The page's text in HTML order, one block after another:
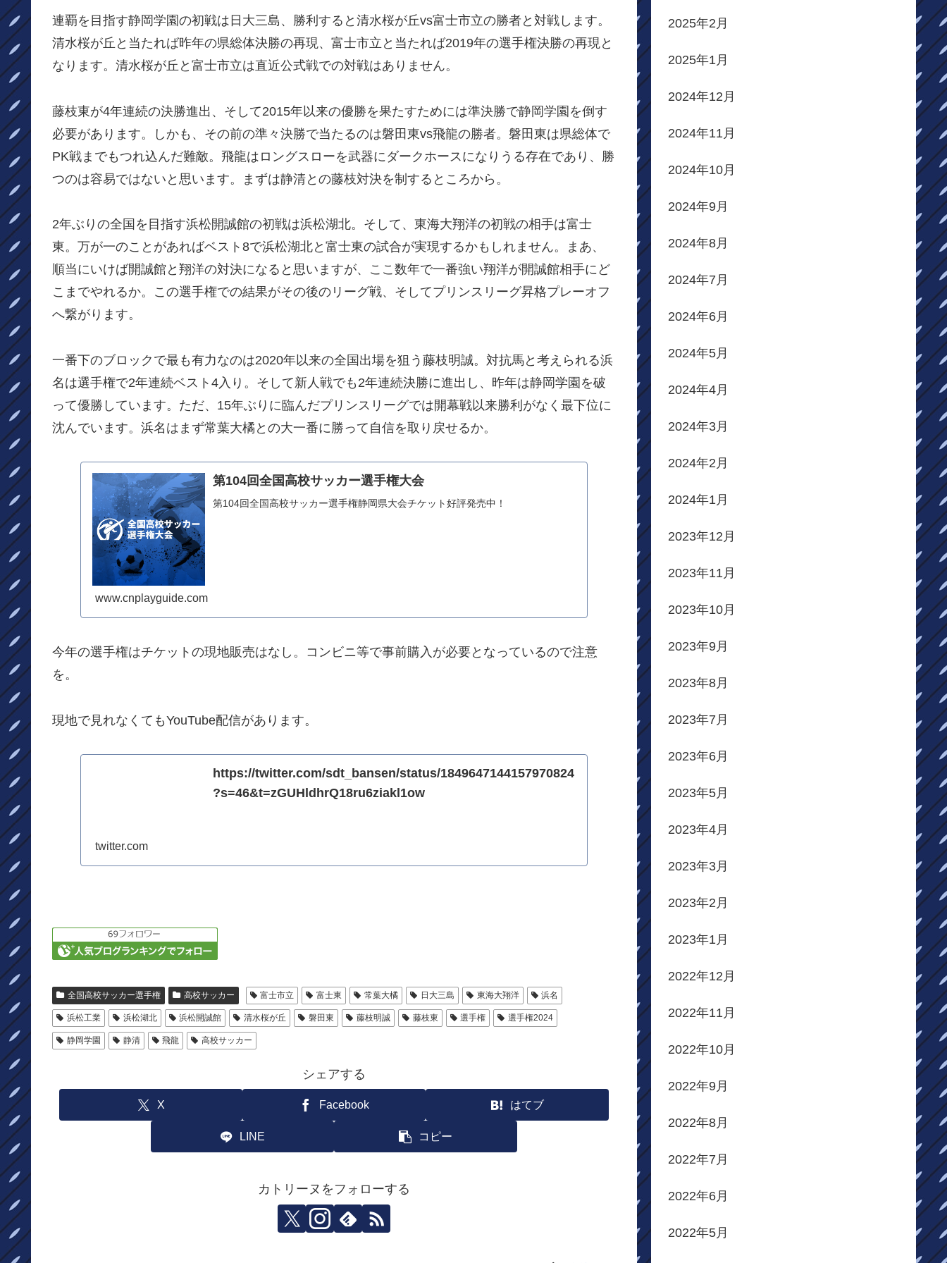
連覇を目指す静岡学園の初戦は日大三島、勝利すると清水桜が丘vs富士市立の勝者と対戦します。
清水桜が丘と当たれば昨年の県総体決勝の再現、富士市立と当たれば2019年の選手権決勝の再現と
なります。清水桜が丘と富士市立は直近公式戦での対戦はありません。
藤枝東が4年連続の決勝進出、そして2015年以来の優勝を果たすためには準決勝で静岡学園を倒す
必要があります。しかも、その前の準々決勝で当たるのは磐田東vs飛龍の勝者。磐田東は県総体で
PK戦までもつれ込んだ難敵。飛龍はロングスローを武器にダークホースになりうる存在であり、勝
つのは容易ではないと思います。まずは静清との藤枝対決を制するところから。
2年ぶりの全国を目指す浜松開誠館の初戦は浜松湖北。そして、東海大翔洋の初戦の相手は富士
東。万が一のことがあればベスト8で浜松湖北と富士東の試合が実現するかもしれません。まあ、
順当にいけば開誠館と翔洋の対決になると思いますが、ここ数年で一番強い翔洋が開誠館相手にど
こまでやれるか。この選手権での結果がその後のリーグ戦、そしてプリンスリーグ昇格プレーオフ
へ繋がります。
一番下のブロックで最も有力なのは2020年以来の全国出場を狙う藤枝明誠。対抗馬と考えられる浜
名は選手権で2年連続ベスト4入り。そして新人戦でも2年連続決勝に進出し、昨年は静岡学園を破
って優勝しています。ただ、15年ぶりに臨んだプリンスリーグでは開幕戦以来勝利がなく最下位に
沈んでいます。浜名はまず常葉大橘との大一番に勝って自信を取り戻せるか。
第104回全国高校サッカー選手権大会
第104回全国高校サッカー選手権静岡県大会チケット好評発売中！
www.cnplayguide.com
今年の選手権はチケットの現地販売はなし。コンビニ等で事前購入が必要となっているので注意
を。
現地で見れなくてもYouTube配信があります。
https://twitter.com/sdt_bansen/status/1849647144157970824
?s=46&t=zGUHldhrQ18ru6ziakl1ow
twitter.com
全国高校サッカー選手権 高校サッカー 富士市立 富士東 常葉大橘 日大三島 東海大翔洋 浜名
浜松工業 浜松湖北 浜松開誠館 清水桜が丘 磐田東 藤枝明誠 藤枝東 選手権 選手権2024
静岡学園 静清 飛龍 高校サッカー
シェアする
X Facebook はてブ
LINE コピー
カトリーヌをフォローする
2025年2月
2025年1月
2024年12月
2024年11月
2024年10月
2024年9月
2024年8月
2024年7月
2024年6月
2024年5月
2024年4月
2024年3月
2024年2月
2024年1月
2023年12月
2023年11月
2023年10月
2023年9月
2023年8月
2023年7月
2023年6月
2023年5月
2023年4月
2023年3月
2023年2月
2023年1月
2022年12月
2022年11月
2022年10月
2022年9月
2022年8月
2022年7月
2022年6月
2022年5月